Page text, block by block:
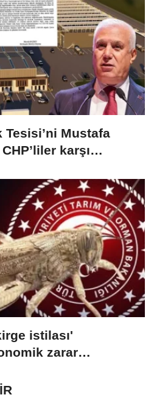
Tesisi’ni Mustafa
karşı
istilası'
zarar